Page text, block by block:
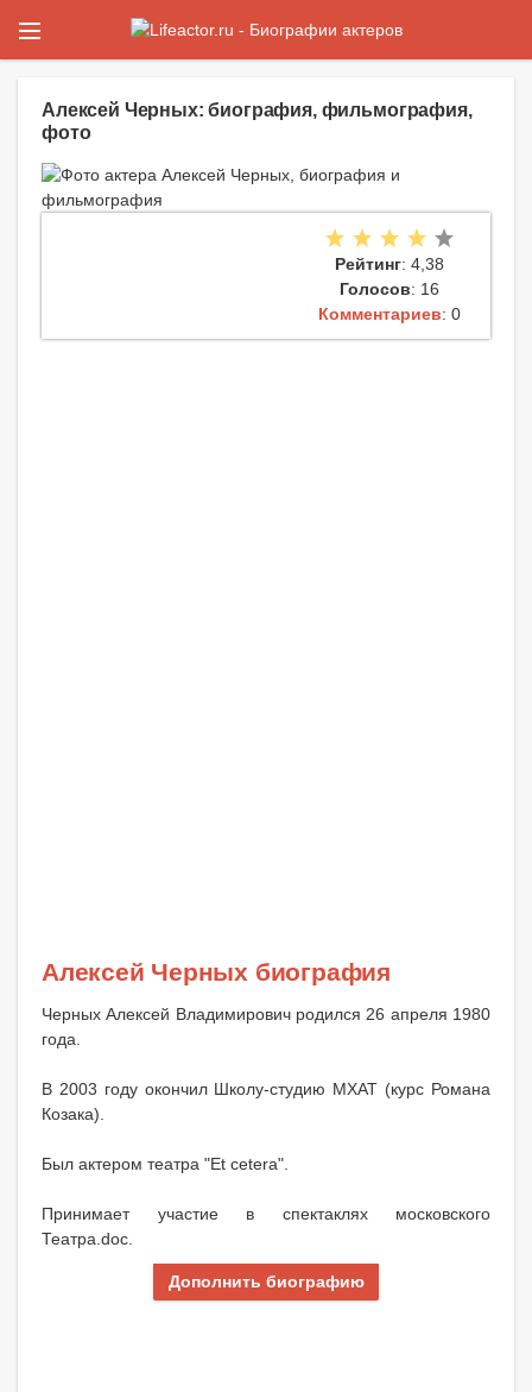
Алексей Черных: биография, фильмография,
фото
Рейтинг: 4,38
Голосов: 16
Комментариев: 0
Алексей Черных биография
Черных Алексей Владимирович родился 26 апреля 1980
года.
В 2003 году окончил Школу-студию МХАТ (курс Романа
Козака).
Был актером театра "Et cetera".
Принимает участие в спектаклях московского
Театра.doc.
Дополнить биографию